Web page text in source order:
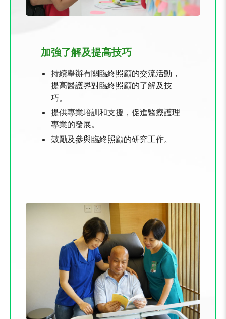
加強了解及提高技巧
持續舉辦有關臨終照顧的交流活動，
提高醫護界對臨終照顧的了解及技
巧。
提供專業培訓和支援，促進醫療護理
專業的發展。
鼓勵及參與臨終照顧的研究工作。